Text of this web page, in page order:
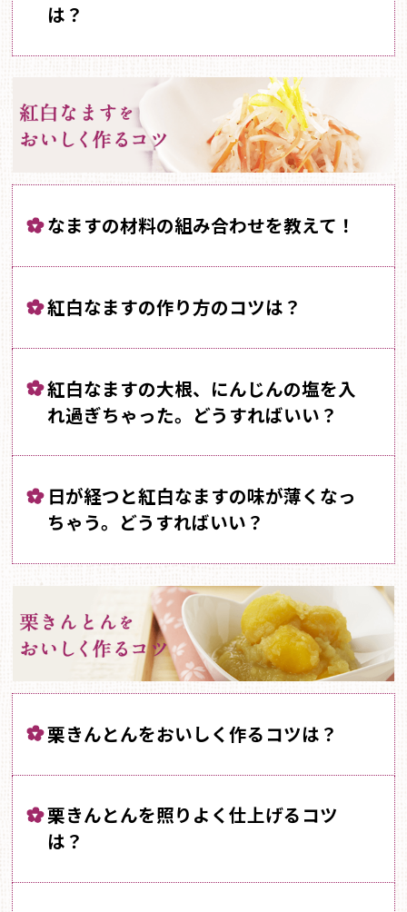
は？
なますの材料の組み合わせを教えて！
紅白なますの作り方のコツは？
紅白なますの大根、にんじんの塩を入
れ過ぎちゃった。どうすればいい？
日が経つと紅白なますの味が薄くなっ
ちゃう。どうすればいい？
栗きんとんをおいしく作るコツは？
栗きんとんを照りよく仕上げるコツ
は？